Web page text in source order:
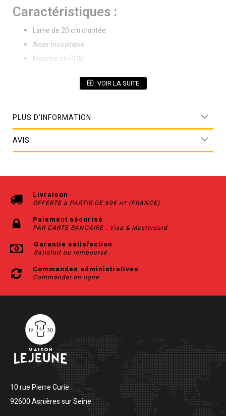
Caractéristiques :
Lame de 20 cm crantée
Acier inoxydable
Manche en POM
VOIR LA SUITE
PLUS D’INFORMATION
AVIS
Livraison
OFFERTE à PARTIR DE 69€ HT(FRANCE)
Paiement sécurisé
PAR CARTE BANCAIRE : Visa & Mastercard
Garantie satisfaction
Satisfait ou remboursé
Commandes administratives
Commander en ligne
10 rue Pierre Curie
92600 Asnières sur Seine